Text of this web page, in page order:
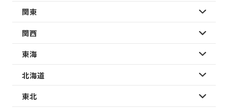
関東
関西
東海
北海道
東北